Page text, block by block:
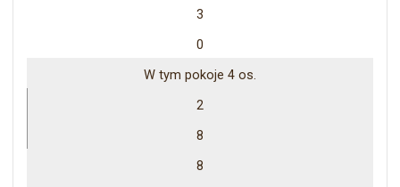
3
0
W tym pokoje 4 os.
2
8
8